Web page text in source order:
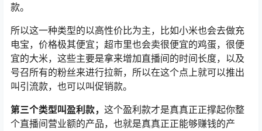
款。
所以这一种类型的以高性价比为主，比如小米也会去做充
电宝，价格极其便宜；超市里也会卖很便宜的鸡蛋，很便
宜的大米，这些主要是拿来增加直播间的时间长度，以及
号召所有的粉丝来进行拉新，所以在这个点上就可以推出
叫引流款，也可以叫促销款。
第三个类型叫盈利款， 这个盈利款才是真真正正撑起你整
个直播间营业额的产品，也就是真真正正能够赚钱的产